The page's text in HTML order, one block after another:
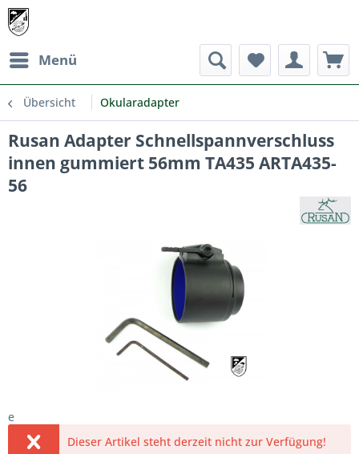
Menü
Übersicht Okularadapter
Rusan Adapter Schnellspannverschluss
innen gummiert 56mm TA435 ARTA435-
56
e
Dieser Artikel steht derzeit nicht zur Verfügung!